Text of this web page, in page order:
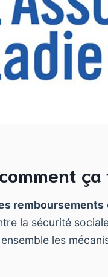
remboursements
la sécurité
les